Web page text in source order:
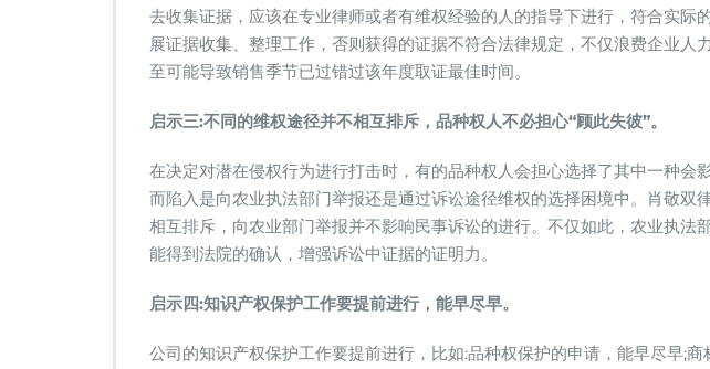
去收集证据，应该在专业律师或者有维权经验的人的指导下进行，符合实际
展证据收集、整理工作，否则获得的证据不符合法律规定，不仅浪费企业人
至可能导致销售季节已过错过该年度取证最佳时间。
启示三:不同的维权途径并不相互排斥，品种权人不必担心“顾此失彼”。
在决定对潜在侵权行为进行打击时，有的品种权人会担心选择了其中一种会
而陷入是向农业执法部⻔举报还是通过诉讼途径维权的选择困境中。肖敬双
相互排斥，向农业部⻔举报并不影响⺠事诉讼的进行。不仅如此，农业执法
能得到法院的确认，增强诉讼中证据的证明力。
启示四:知识产权保护工作要提前进行，能早尽早。
公司的知识产权保护工作要提前进行，比如:品种权保护的申请，能早尽早;